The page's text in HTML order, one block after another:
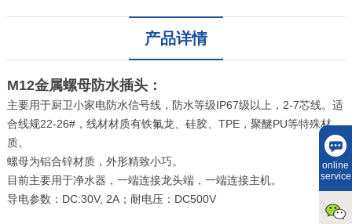
产品详情
M12金属螺母防水插头：
主要用于厨卫小家电防水信号线，防水等级IP67级以上，2-7芯线。适
合线规22-26#，线材材质有铁氟龙、硅胶、TPE，聚醚PU等特殊材
质。
螺母为铝合锌材质，外形精致小巧。
目前主要用于净水器，一端连接龙头端，一端连接主机。
导电参数：DC:30V, 2A；耐电压：DC500V
online
service